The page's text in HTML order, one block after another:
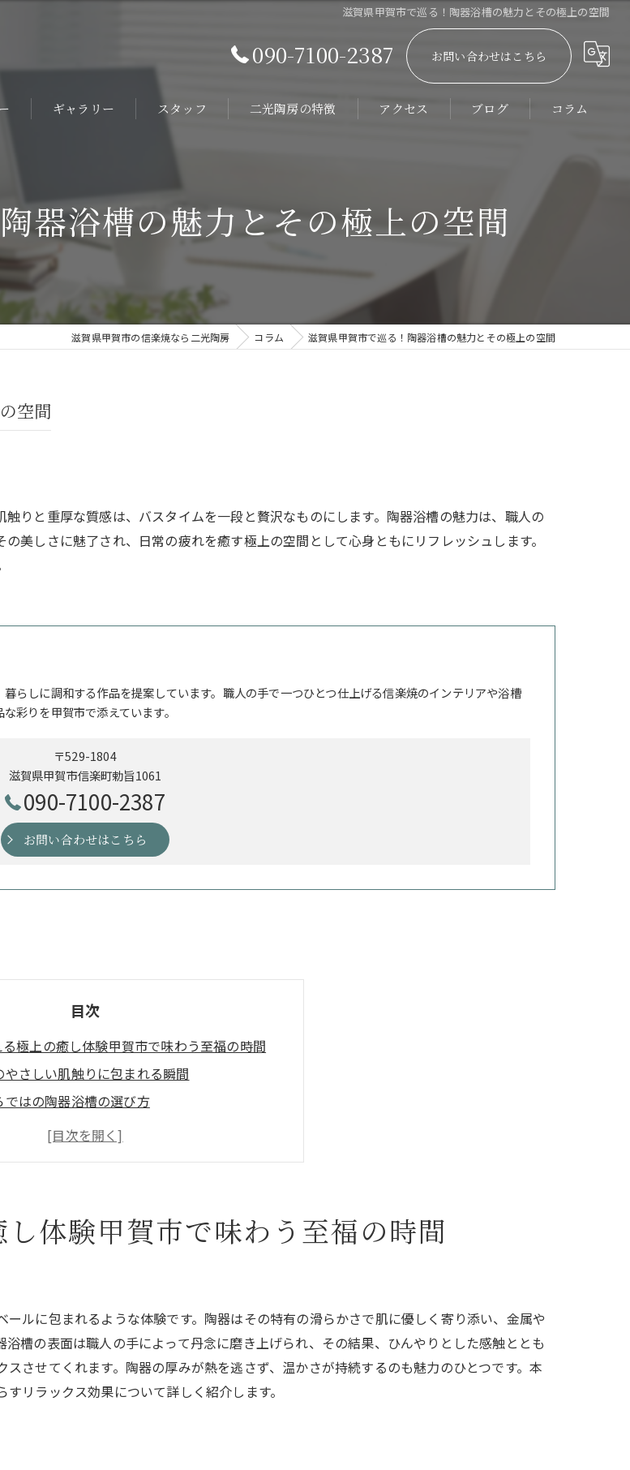
滋賀県甲賀市で巡る！陶器浴槽の魅力とその極上の空間
090-7100-2387 お問い合わせはこちら
ギャラリー スタッフ 二光陶房の特徴
陶器浴槽
アクセス ブログ コラム
器浴槽の魅力とその極上の空間
滋賀県甲賀市の信楽焼なら二光陶房 コラム 滋賀県甲賀市で巡る！陶器浴槽の魅力とその極上の空間
空間
りと重厚な質感は、バスタイムを一段と贅沢なものにします。陶器浴槽の魅力は、職人の
美しさに魅了され、日常の疲れを癒す極上の空間として心身ともにリフレッシュします。
らしに調和する作品を提案しています。職人の手で一つひとつ仕上げる信楽焼のインテリアや浴槽
彩りを甲賀市で添えています。
〒529-1804
滋賀県甲賀市信楽町勅旨1061
090-7100-2387
お問い合わせはこちら
目次
極上の癒し体験甲賀市で味わう至福の時間
やさしい肌触りに包まれる瞬間
ではの陶器浴槽の選び方
のリラックスタイムの楽しみ方
浴槽甲賀市で見つける特別なデザイン
施された繊細な職人技術
市の陶器浴槽デザインの歴史
ザインに込められた職人の思い
れる際のおすすめ陶器浴槽ギャラリー
体験甲賀市で味わう至福の時間
ルに包まれるような体験です。陶器はその特有の滑らかさで肌に優しく寄り添い、金属や
槽の表面は職人の手によって丹念に磨き上げられ、その結果、ひんやりとした感触ととも
させてくれます。陶器の厚みが熱を逃さず、温かさが持続するのも魅力のひとつです。本
リラックス効果について詳しく紹介します。